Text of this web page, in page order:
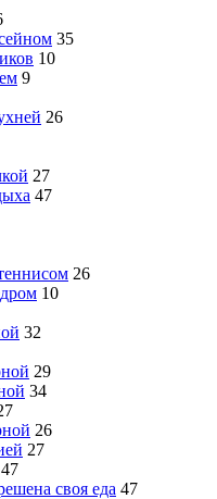
35
10
9
26
27
47
26
10
32
29
34
26
27
47
своя еда 47